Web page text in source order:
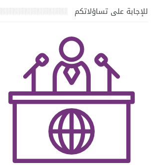
للإجابة على تساؤلاتكم